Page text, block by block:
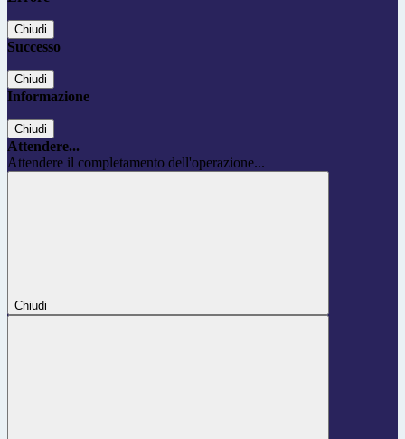
Chiudi
Successo
Chiudi
Informazione
Chiudi
Attendere...
Attendere il completamento dell'operazione...
Chiudi